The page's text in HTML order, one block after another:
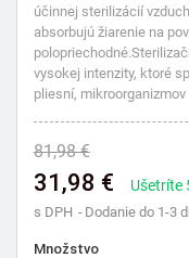
účinnej sterilizácií
absorbujú žiarenie na
vysokej intenzity, ktoré
pliesní,
81,98 €
31,98 € Ušetríte
s DPH Dodanie do 1-3
Množstvo